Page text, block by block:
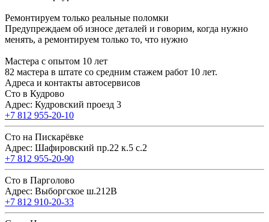
Ремонтируем только реальные поломки
Предупреждаем об износе деталей и говорим, когда нужно
менять, а ремонтируем только то, что нужно
Мастера с опытом 10 лет
82 мастера в штате со средним стажем работ 10 лет.
Адреса и контакты автосервисов
Сто в Кудрово
Адрес: Кудровский проезд 3
+7 812 955-20-10
Сто на Пискарёвке
Адрес: Шафировский пр.22 к.5 с.2
+7 812 955-20-90
Сто в Парголово
Адрес: Выборгское ш.212В
+7 812 910-20-33